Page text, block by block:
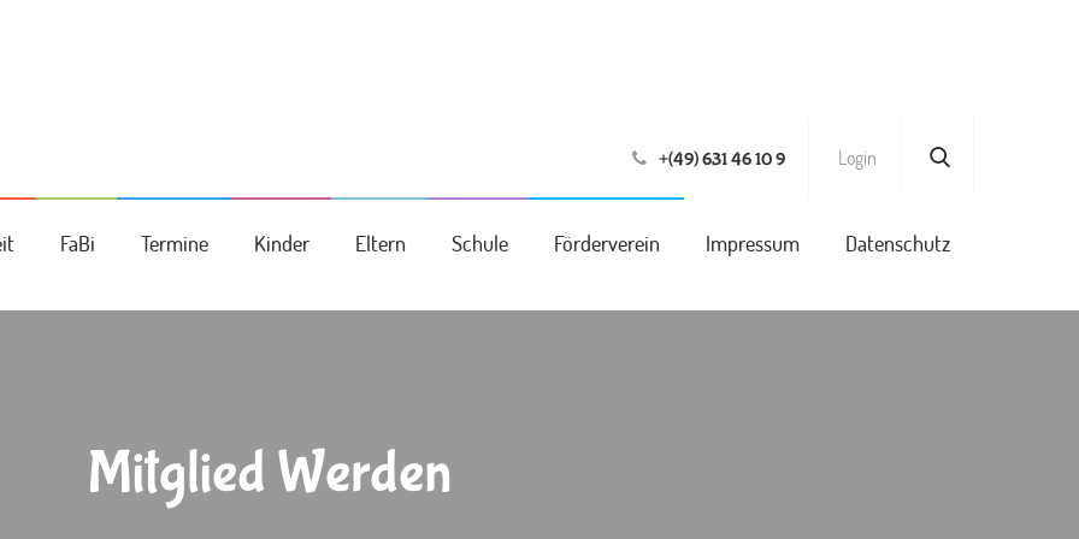
+(49) 631 46 10 9 Login
FaBi Termine Kinder Eltern Schule Förderverein Impressum Datenschutz
Mitglied Werden